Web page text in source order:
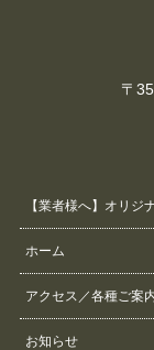
〒
【業者様へ】オリジ
ホーム
アクセス／各種ご案
お知らせ